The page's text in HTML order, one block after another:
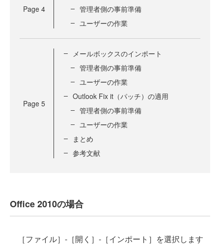
Page 4
管理者側の事前準備
ユーザーの作業
Page 5
メールボックスのインポート
管理者側の事前準備
ユーザーの作業
Outlook Fix it（パッチ）の適用
管理者側の事前準備
ユーザーの作業
まとめ
参考文献
Office 2010の場合
［ファイル］-［開く］-［インポート］を選択します